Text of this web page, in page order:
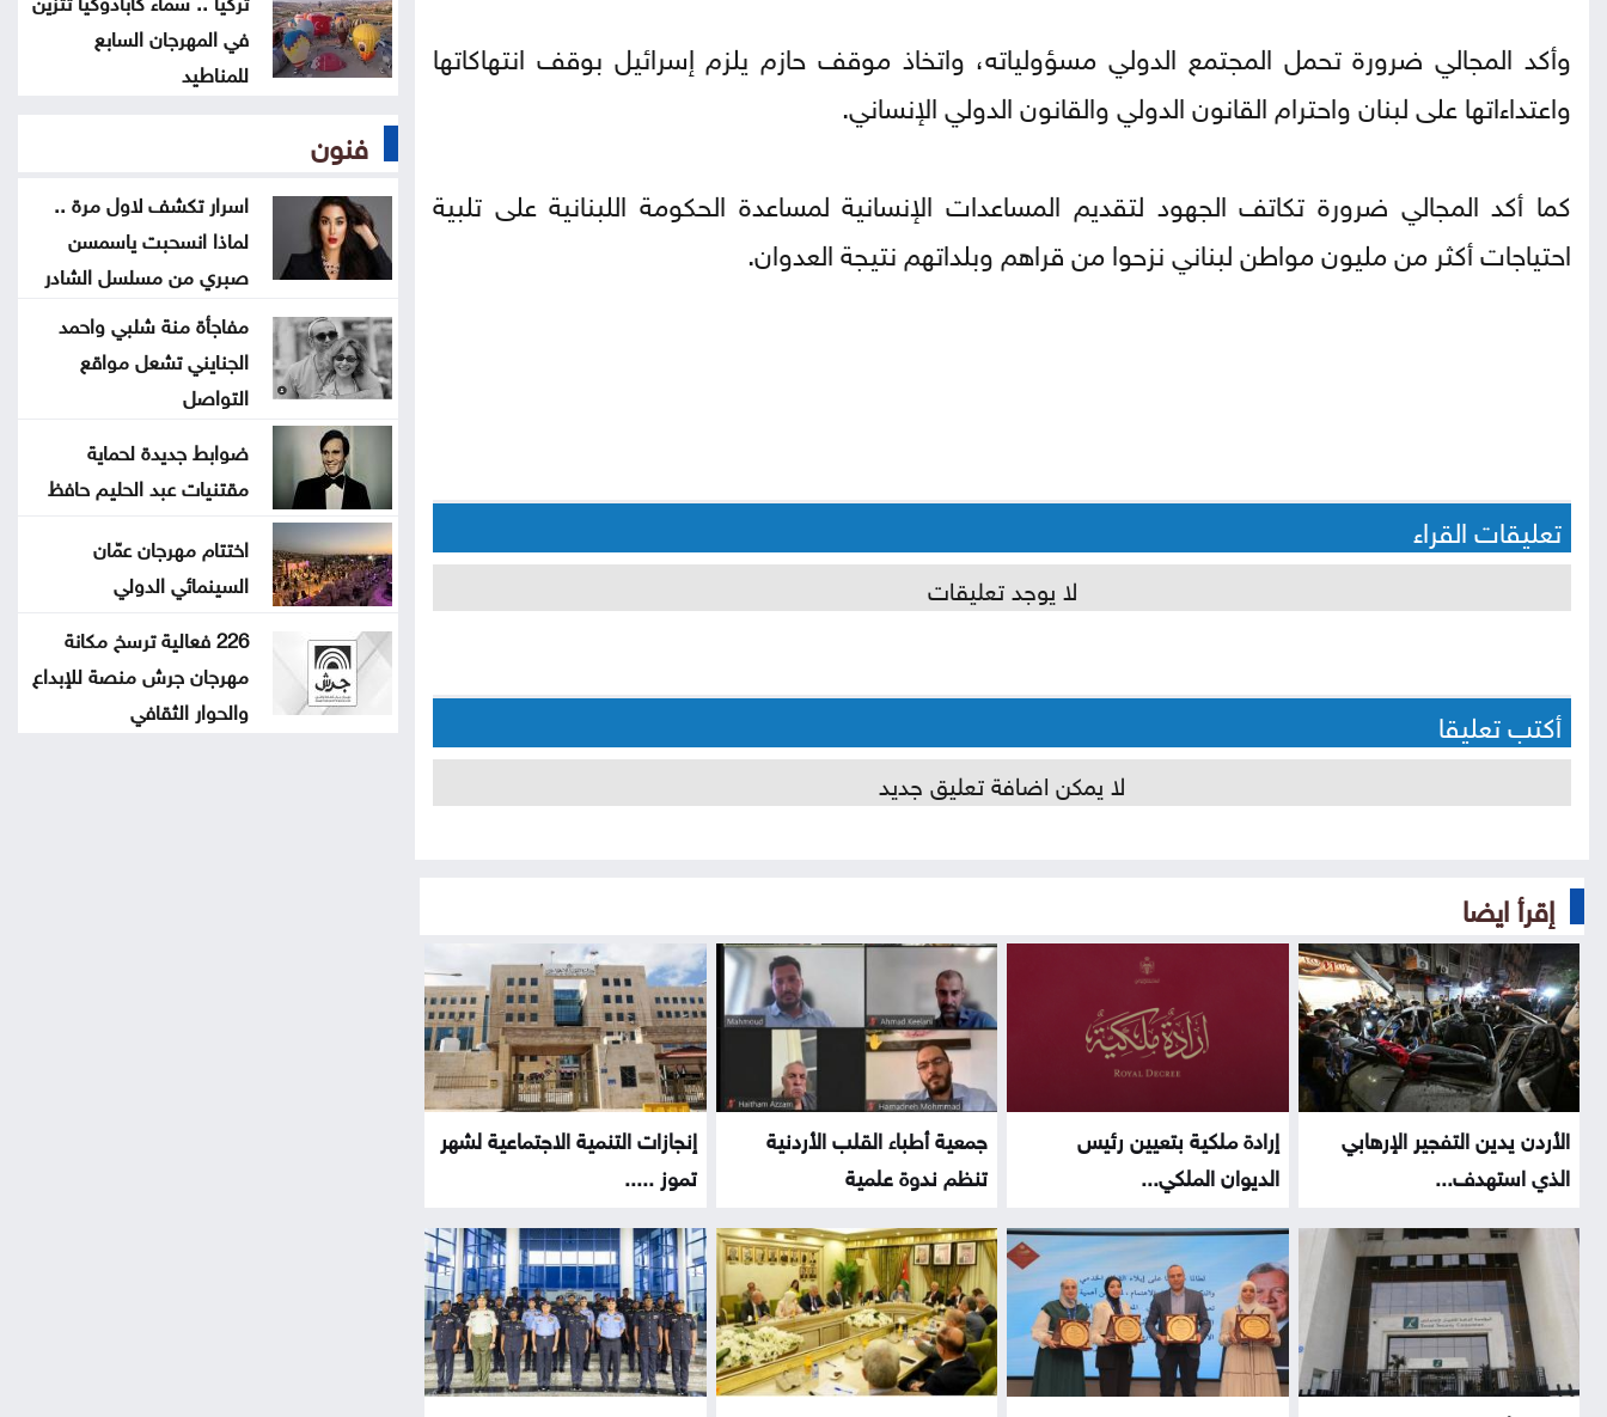
وأكد المجالي ضرورة تحمل المجتمع الدولي مسؤولياته، واتخاذ موقف حازم يلزم إسرائيل بوقف انتهاكاتها
واعتداءاتها على لبنان واحترام القانون الدولي والقانون الدولي الإنساني.
كما أكد المجالي ضرورة تكاتف الجهود لتقديم المساعدات الإنسانية لمساعدة الحكومة اللبنانية على تلبية
احتياجات أكثر من مليون مواطن لبناني نزحوا من قراهم وبلداتهم نتيجة العدوان.
تعليقات القراء
لا يوجد تعليقات
أكتب تعليقا
لا يمكن اضافة تعليق جديد
إقرأ ايضا
الأردن يدين التفجير الإرهابي
الذي استهدف...
إرادة ملكية بتعيين رئيس
الديوان الملكي...
جمعية أطباء القلب الأردنية
تنظم ندوة علمية
إنجازات التنمية الاجتماعية لشهر
تموز .....
قتلى ومصابون بانفجار عبوة ناسفة
داخل حافلة ركاب في جرمانا بريف
البنك المركزي الأميركي
في المهرجان السابع
للمناطيد
فنون
اسرار تكشف لاول مرة ..
لماذا انسحبت ياسمسن
صبري من مسلسل الشادر
مفاجأة منة شلبي واحمد
الجنايني تشعل مواقع
التواصل
ضوابط جديدة لحماية
مقتنيات عبد الحليم حافظ
اختتام مهرجان عمّان
السينمائي الدولي
226 فعالية ترسخ مكانة
مهرجان جرش منصة للإبداع
والحوار الثقافي